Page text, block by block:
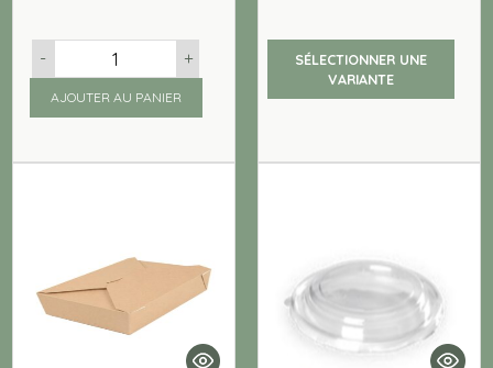
- +
AJOUTER AU PANIER
SÉLECTIONNER UNE
VARIANTE